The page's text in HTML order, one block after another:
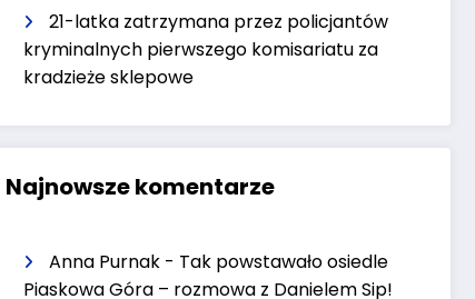
21-latka zatrzymana przez policjantów
kryminalnych pierwszego komisariatu za
kradzieże sklepowe
Najnowsze komentarze
Anna Purnak - Tak powstawało osiedle
Piaskowa Góra – rozmowa z Danielem Sip!